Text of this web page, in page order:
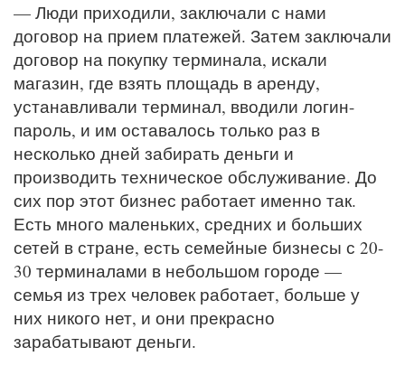
— Люди приходили, заключали с нами
договор на прием платежей. Затем заключали
договор на покупку терминала, искали
магазин, где взять площадь в аренду,
устанавливали терминал, вводили логин-
пароль, и им оставалось только раз в
несколько дней забирать деньги и
производить техническое обслуживание. До
сих пор этот бизнес работает именно так.
Есть много маленьких, средних и больших
сетей в стране, есть семейные бизнесы с 20-
30 терминалами в небольшом городе —
семья из трех человек работает, больше у
них никого нет, и они прекрасно
зарабатывают деньги.